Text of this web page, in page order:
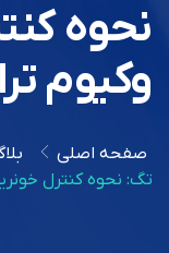
نحوه
وکیوم
صفحه اصلی
بلاگ
تگ: نحوه کنترل